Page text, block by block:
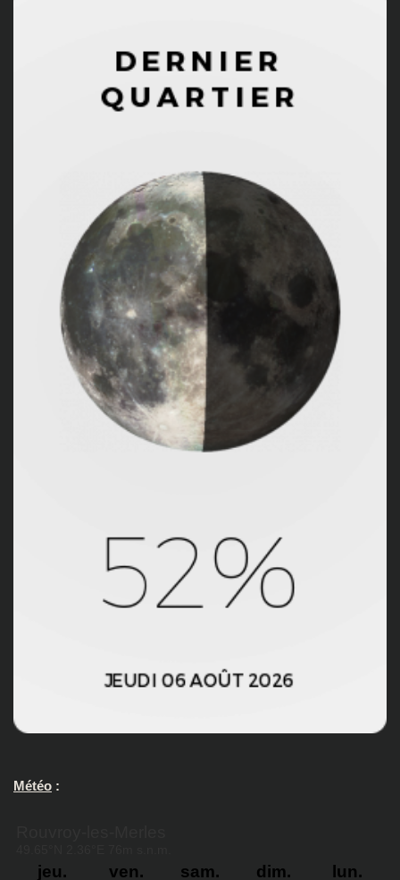
Météo :